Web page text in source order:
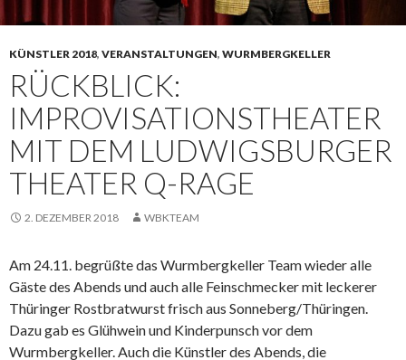
KÜNSTLER 2018, VERANSTALTUNGEN, WURMBERGKELLER
RÜCKBLICK:
IMPROVISATIONSTHEATER
MIT DEM LUDWIGSBURGER
THEATER Q-RAGE
2. DEZEMBER 2018 WBKTEAM
Am 24.11. begrüßte das Wurmbergkeller Team wieder alle
Gäste des Abends und auch alle Feinschmecker mit leckerer
Thüringer Rostbratwurst frisch aus Sonneberg/Thüringen.
Dazu gab es Glühwein und Kinderpunsch vor dem
Wurmbergkeller. Auch die Künstler des Abends, die